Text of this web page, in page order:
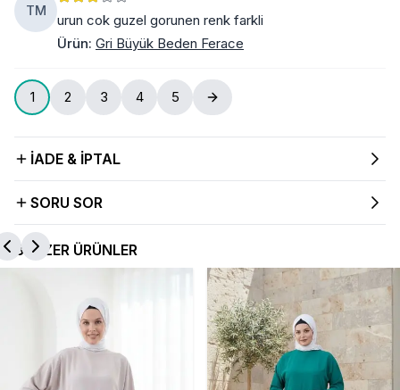
TM
urun cok guzel gorunen renk farkli
Ürün: Gri Büyük Beden Ferace
1 2 3 4 5
İADE & İPTAL
SORU SOR
BENZER ÜRÜNLER